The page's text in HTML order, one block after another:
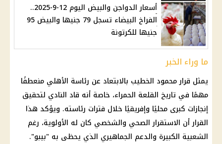
أسعار الدواجن والبيض اليوم 12-9-2025..
الفراخ البيضاء تسجل 79 جنيها والبيض 95
جنيها للكرتونة
ما وراء الخبر
يمثل قرار محمود الخطيب بالابتعاد عن رئاسة الأهلي منعطفًا
مهمًا في تاريخ القلعة الحمراء، خاصة أنه قاد النادي لتحقيق
إنجازات كبرى محليًا وإفريقيًا خلال فترات رئاسته. ويؤكد هذا
القرار أن الاستقرار الصحي والشخصي كان له الأولوية، رغم
الشعبية الكبيرة والدعم الجماهيري الذي يحظى به "بيبو".